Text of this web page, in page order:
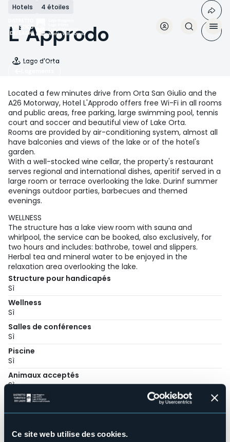
Ce site web utilise des cookies.
Aller
contenu
principal
Hotels 4 étoiles
L' Approdo
Lago d'Orta
Located a few minutes drive from Orta San Giulio and the
A26 Motorway, Hotel L'Approdo offers free Wi-Fi in all rooms
and public areas, free parking, large swimming pool, tennis
court and soccer and beautiful view of Lake Orta.
Rooms are provided by air-conditioning system, almost all
have balconies and views of the lake or of the hotel's
garden.
With a well-stocked wine cellar, the property's restaurant
serves regional and international dishes, aperitif served in a
large room or terrace overlooking the lake. Durinf summer
evenings outdoor parties, barbecues and themed
evenings.
WELLNESS
The structure has a lake view room with sauna and
whirlpool, the service can be booked, also exclusively, for
two hours and includes: bathrobe, towel and slippers.
Herbal tea and mineral water to be enjoyed in the
relaxation area overlooking the lake.
Structure pour handicapés
Sì
Wellness
Sì
Salles de conférences
Sì
Piscine
Sì
Animaux acceptés
Sì
Nombres de chambres
144